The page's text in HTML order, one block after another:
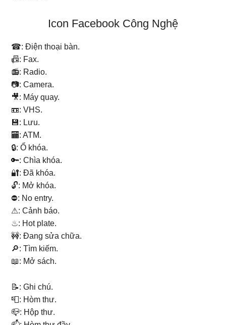
Icon Facebook Công Nghệ
☎: Điện thoại bàn.
📠: Fax.
📻: Radio.
📷: Camera.
🎥: Máy quay.
📼: VHS.
💾: Lưu.
🏧: ATM.
🔒: Ổ khóa.
🔑: Chìa khóa.
🔐: Đã khóa.
🔓: Mở khóa.
⛔: No entry.
⚠: Cảnh báo.
♨: Hot plate.
🚧: Đang sửa chữa.
🔎: Tìm kiếm.
📖: Mở sách.
📝: Ghi chú.
📮: Hòm thư.
📪: Hộp thư.